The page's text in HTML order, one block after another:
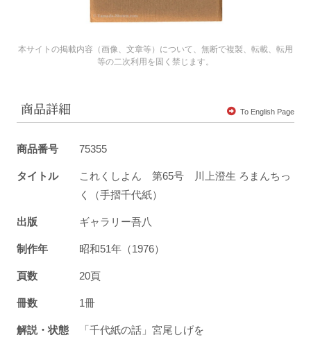
本サイトの掲載内容（画像、文章等）について、無断で複製、転載、転用
等の二次利用を固く禁じます。
商品詳細 To English Page
商品番号 75355
タイトル
これくしよん 第65号 川上澄生 ろまんちっ
く（手摺千代紙）
出版 ギャラリー吾八
制作年 昭和51年（1976）
頁数 20頁
冊数 1冊
解説・状態
「千代紙の話」宮尾しげを